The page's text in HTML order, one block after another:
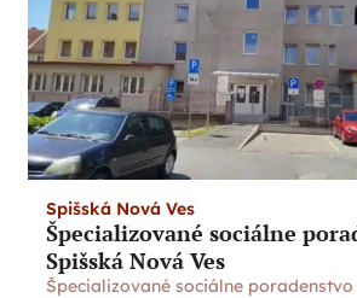
Spišská Nová Ves
Špecializované sociálne
Spišská Nová Ves
Špecializované sociálne poradenstvo